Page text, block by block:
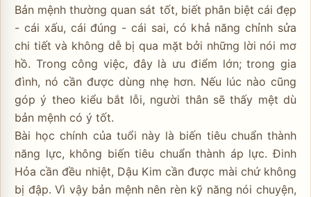
Bản mệnh thường quan sát tốt, biết phân biệt cái đẹp
- cái xấu, cái đúng - cái sai, có khả năng chỉnh sửa
chi tiết và không dễ bị qua mặt bởi những lời nói mơ
hồ. Trong công việc, đây là ưu điểm lớn; trong gia
đình, nó cần được dùng nhẹ hơn. Nếu lúc nào cũng
góp ý theo kiểu bắt lỗi, người thân sẽ thấy mệt dù
bản mệnh có ý tốt.
Bài học chính của tuổi này là biến tiêu chuẩn thành
năng lực, không biến tiêu chuẩn thành áp lực. Đinh
Hỏa cần đều nhiệt, Dậu Kim cần được mài chứ không
bị đập. Vì vậy bản mệnh nên rèn kỹ năng nói chuyện,